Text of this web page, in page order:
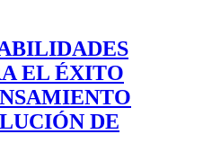
EL ÉXITO
DE